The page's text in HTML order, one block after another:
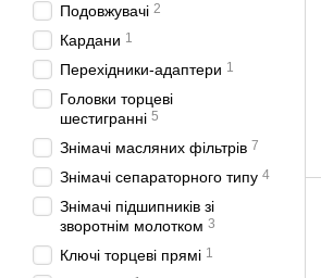
Подовжувачі 2
Кардани 1
Перехідники-адаптери 1
Головки торцеві
шестигранні 5
Знімачі масляних фільтрів 7
Знімачі сепараторного типу 4
Знімaчі підшипників зі
звopoтнім мoлoткoм 3
Ключі торцеві прямі 1